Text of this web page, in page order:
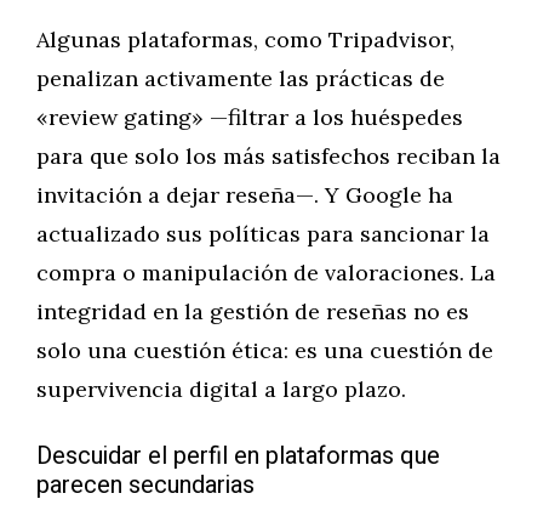
Algunas plataformas, como Tripadvisor,
penalizan activamente las prácticas de
«review gating» —filtrar a los huéspedes
para que solo los más satisfechos reciban la
invitación a dejar reseña—. Y Google ha
actualizado sus políticas para sancionar la
compra o manipulación de valoraciones. La
integridad en la gestión de reseñas no es
solo una cuestión ética: es una cuestión de
supervivencia digital a largo plazo.
Descuidar el perfil en plataformas que
parecen secundarias